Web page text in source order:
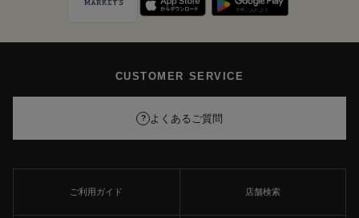
CUSTOMER SERVICE
? よくあるご質問
ご利用ガイド 店舗検索